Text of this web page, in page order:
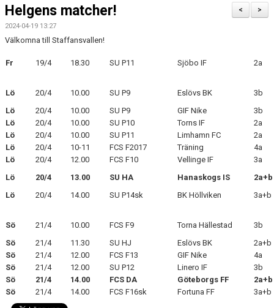
DOMARINFORMATION
LEDARINFORMATION
STYRELSE/SEKTIONER
KONTAKT/KANSLI
>
<
Helgens matcher!
2024-04-19 13:27
Välkomna till Staffansvallen!
Fr 19/4 18.30 SU P11 Sjöbo IF 2a
Lö 20/4 10.00 SU P9 Eslövs BK
3b
Lö
20/4 10.00 SU P9 GIF Nike
3b
Lö
20/4 10.00 SU P10 Torns IF
2a
Lö
20/4 10.00 SU P11 Limhamn FC
2a
Lö
20/4 10-11 FCS F2017 Träning
4a
Lö
20/4 12.00 FCS F10 Vellinge IF
3a
Lö
20/4 13.00 SU HA Hanaskogs IS
2a+b
Lö
20/4 14.00 SU P14sk BK Höllviken 3a+b
Sö 21/4 10.00 FCS F9 Torna Hällestad
3b
Sö
21/4 11.30 SU HJ Eslövs BK
2a+b
Sö
21/4 12.00 FCS F13 GIF Nike
4a
Sö
21/4 12.00 SU P12 Linero IF
3b
Sö
21/4 14.00 FCS DA Göteborgs FF
2a+b
Sö
21/4 14.00 FCS F16sk Fortuna FF 3a+b